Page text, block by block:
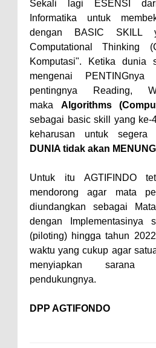
Sekali lagi ESENSI
Informatika untuk
dengan BASIC SKILL
Computational Thinking
Komputasi". Ketika dunia
mengenai PENTINGnya
pentingnya Reading,
maka Algorithms
sebagai basic skill yang ke-
keharusan untuk segera
DUNIA tidak akan
Untuk itu AGTIFINDO
mendorong agar mata
diundangkan sebagai
dengan Implementasinya
(piloting) hingga tahun
waktu yang cukup agar
menyiapkan sarana
pendukungnya.
DPP AGTIFONDO